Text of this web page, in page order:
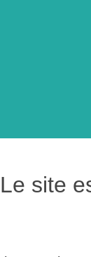
Le site